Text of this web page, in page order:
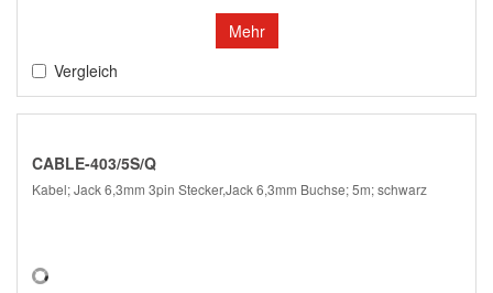
Mehr
Vergleich
CABLE-403/5S/Q
Kabel; Jack 6,3mm 3pin Stecker,Jack 6,3mm Buchse; 5m; schwarz